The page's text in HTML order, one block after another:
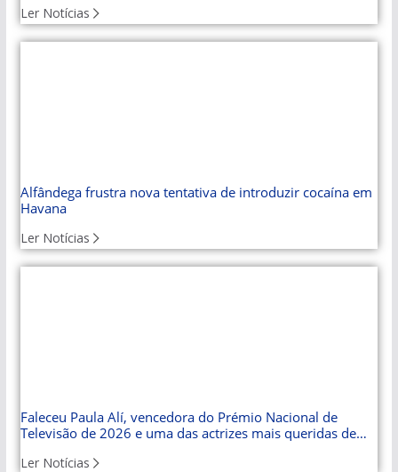
Ler Notícias
Alfândega frustra nova tentativa de introduzir cocaína em
Havana
Ler Notícias
Faleceu Paula Alí, vencedora do Prémio Nacional de
Televisão de 2026 e uma das actrizes mais queridas de
Ler Notícias